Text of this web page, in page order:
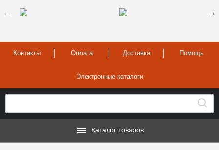
Контакты Оплата Доставка Помощь
Электронные каталоги
Каталог товаров